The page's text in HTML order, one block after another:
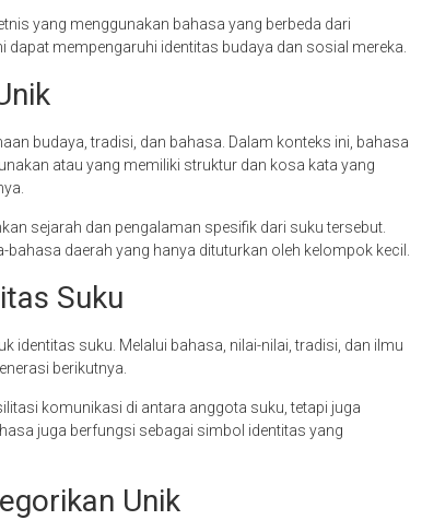
yang menggunakan bahasa yang berbeda dari
mempengaruhi identitas budaya dan sosial mereka.
budaya, tradisi, dan bahasa. Dalam konteks ini, bahasa
atau yang memiliki struktur dan kosa kata yang
sejarah dan pengalaman spesifik dari suku tersebut.
daerah yang hanya dituturkan oleh kelompok kecil.
Suku
identitas suku. Melalui bahasa, nilai-nilai, tradisi, dan ilmu
berikutnya.
komunikasi di antara anggota suku, tetapi juga
juga berfungsi sebagai simbol identitas yang
Unik